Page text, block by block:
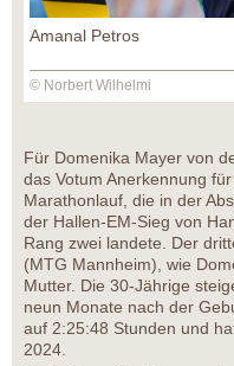
Amanal Petros
© Norbert Wilhelmi
Für Domenika Mayer von
das Votum Anerkennung
Marathonlauf, die in der
der Hallen-EM-Sieg von
Rang zwei landete. Der
(MTG Mannheim), wie
Mutter. Die 30-Jährige
neun Monate nach der
auf 2:25:48 Stunden und
2024.